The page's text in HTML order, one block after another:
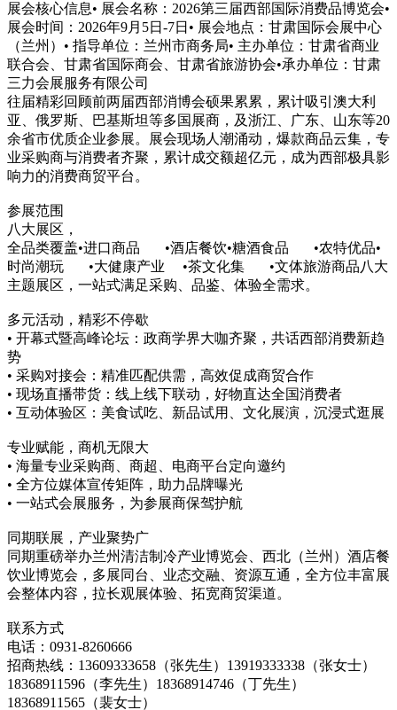
展会核心信息• 展会名称：2026第三届西部国际消费品博览会•
展会时间：2026年9月5日-7日• 展会地点：甘肃国际会展中心
（兰州）• 指导单位：兰州市商务局• 主办单位：甘肃省商业
联合会、甘肃省国际商会、甘肃省旅游协会•承办单位：甘肃
三力会展服务有限公司
往届精彩回顾前两届西部消博会硕果累累，累计吸引澳大利
亚、俄罗斯、巴基斯坦等多国展商，及浙江、广东、山东等20
余省市优质企业参展。展会现场人潮涌动，爆款商品云集，专
业采购商与消费者齐聚，累计成交额超亿元，成为西部极具影
响力的消费商贸平台。
参展范围
八大展区，
全品类覆盖•进口商品 •酒店餐饮•糖酒食品 •农特优品•
时尚潮玩 •大健康产业 •茶文化集 •文体旅游商品八大
主题展区，一站式满足采购、品鉴、体验全需求。
多元活动，精彩不停歇
• 开幕式暨高峰论坛：政商学界大咖齐聚，共话西部消费新趋
势
• 采购对接会：精准匹配供需，高效促成商贸合作
• 现场直播带货：线上线下联动，好物直达全国消费者
• 互动体验区：美食试吃、新品试用、文化展演，沉浸式逛展
专业赋能，商机无限大
• 海量专业采购商、商超、电商平台定向邀约
• 全方位媒体宣传矩阵，助力品牌曝光
• 一站式会展服务，为参展商保驾护航
同期联展，产业聚势广
同期重磅举办兰州清洁制冷产业博览会、西北（兰州）酒店餐
饮业博览会，多展同台、业态交融、资源互通，全方位丰富展
会整体内容，拉长观展体验、拓宽商贸渠道。
联系方式
电话：0931-8260666
招商热线：13609333658（张先生）13919333338（张女士）
18368911596（李先生）18368914746（丁先生）
18368911565（裴女士）